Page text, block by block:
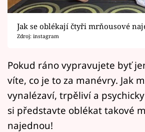
Sledujte prima+
Filmový festival Karlovy
Mámy sobě
Přihlášení
Jak se oblékají čtyři mrňousové
Zdroj: instagram
Pokud ráno vypravujete byť
víte, co je to za manévry. Jak
vynalézaví, trpěliví a
si představte oblékat takové
najednou!